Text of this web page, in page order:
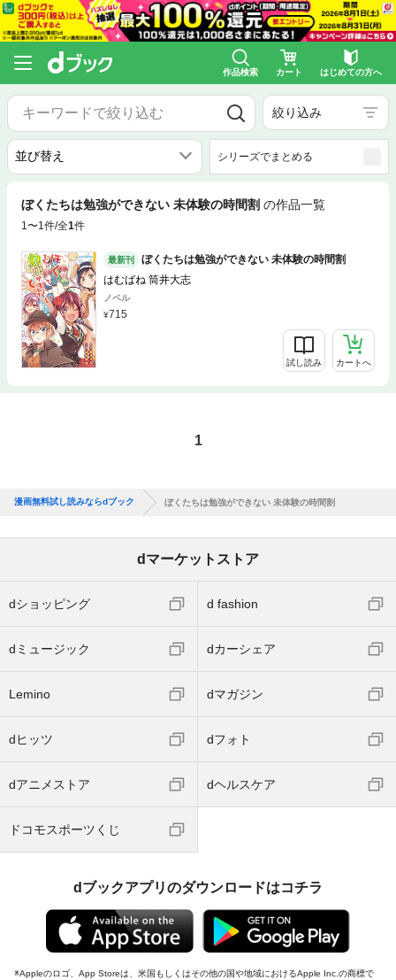
作品検索 カート はじめての方へ
絞り込み
シリーズでまとめる
ぼくたちは勉強ができない 未体験の時間割 の作品一覧
1〜1件/全1件
最新刊
ぼくたちは勉強ができない 未体験の時間割
はむばね 筒井大志
ノベル
715
試し読み カートへ
1
漫画無料試し読みならdブック ぼくたちは勉強ができない 未体験の時間割
dマーケットストア
dショッピング d fashion
dミュージック dカーシェア
Lemino dマガジン
dヒッツ dフォト
dアニメストア dヘルスケア
ドコモスポーツくじ
dブックアプリのダウンロードはコチラ
Appleのロゴ、App Storeは、米国もしくはその他の国や地域におけるApple Inc.の商標で